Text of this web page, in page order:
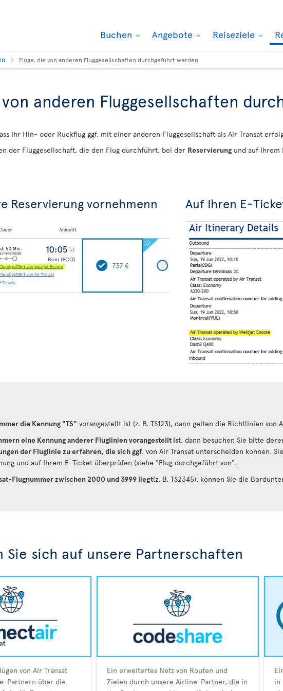
Buchen Angebote Reiseziele
Flüge, die von anderen Fluggesellschaften durchgeführt werden
anderen Fluggesellschaften
Ihr Hin- oder Rückflug ggf. mit einer anderen Fluggesellschaft als Air Transat
der Fluggesellschaft, die den Flug durchführt, bei der Reservierung und auf Ihrem
Reservierung vornehmenn Auf Ihren E-
die Kennung "TS" vorangestellt ist (z. B. TS123), dann gelten die Richtlinien von
eine Kennung anderer Fluglinien vorangestellt ist, dann besuchen Sie bitte
der Fluglinie zu erfahren, die sich ggf. von Air Transat unterscheiden können.
und auf Ihrem E-Ticket überprüfen (siehe "Flug durchgeführt von".
Flugnummer zwischen 2000 und 3999 liegt(z. B. TS2345), können Sie die
Sie sich auf unsere Partnerschaften
von Air Transat
Partnern über die
Ein erweitertes Netz von Routen und
Zielen durch unsere Airline-Partner, die in
in